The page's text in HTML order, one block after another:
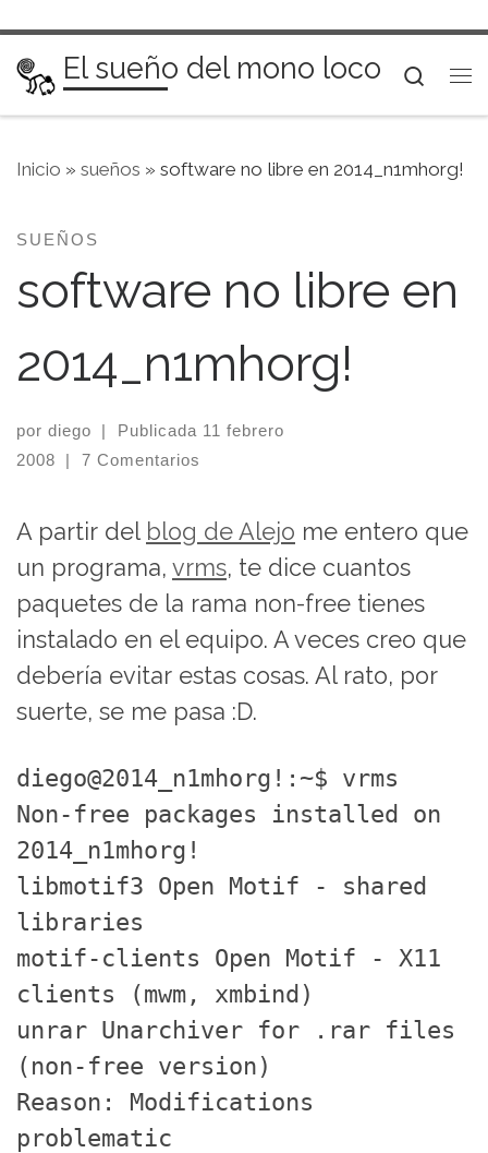
Saltar al contenido
El sueño del mono loco
Inicio » sueños » software no libre en 2014_n1mhorg!
SUEÑOS
software no libre en
2014_n1mhorg!
por diego | Publicada 11 febrero
2008
| 7 Comentarios
A partir del blog de Alejo me entero que
un programa, vrms, te dice cuantos
paquetes de la rama non-free tienes
instalado en el equipo. A veces creo que
debería evitar estas cosas. Al rato, por
suerte, se me pasa :D.
diego@2014_n1mhorg!:~$ vrms
Non-free packages installed on
2014_n1mhorg!
libmotif3 Open Motif - shared
libraries
motif-clients Open Motif - X11
clients (mwm, xmbind)
unrar Unarchiver for .rar files
(non-free version)
Reason: Modifications
problematic